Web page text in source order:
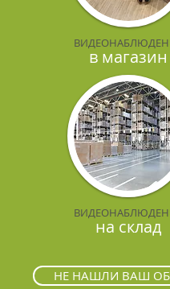
в магазин
на склад
НЕ НАШЛИ ВАШ